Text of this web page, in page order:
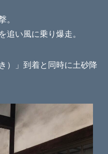
。
を追い風に乗り爆走。
）」到着と同時に土砂降